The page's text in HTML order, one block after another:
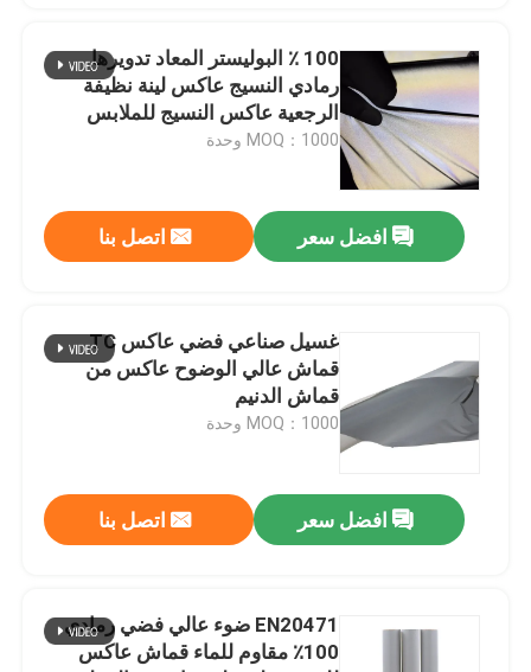
طلب اقتباس
نسيج عاكس
فيلم نقل الحرارة
ملصق الملابس
نسيج قوس قزح عاكس
100 ٪ البوليستر المعاد تدويرها
رمادي النسيج عاكس لينة نظيفة
الرجعية عاكس النسيج للملابس
MOQ：1000 وحدة
افضل سعر اتصل بنا
غسيل صناعي فضي عاكس TC
قماش عالي الوضوح عاكس من
قماش الدنيم
MOQ：1000 وحدة
افضل سعر اتصل بنا
EN20471 ضوء عالي فضي رمادي
100٪ مقاوم للماء قماش عاكس